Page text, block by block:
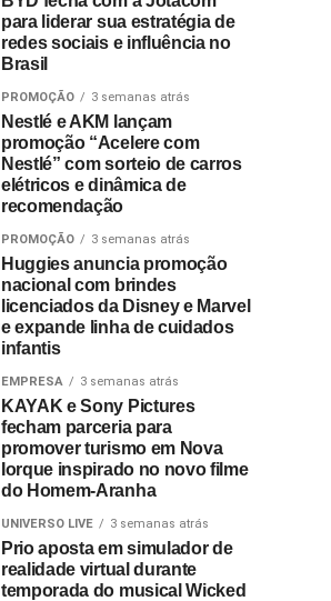
para liderar sua estratégia de
redes sociais e influência no
Brasil
PROMOÇÃO 3 semanas atrás
Nestlé e AKM lançam
promoção “Acelere com
Nestlé” com sorteio de carros
elétricos e dinâmica de
recomendação
PROMOÇÃO 3 semanas atrás
Huggies anuncia promoção
nacional com brindes
licenciados da Disney e Marvel
e expande linha de cuidados
infantis
EMPRESA 3 semanas atrás
KAYAK e Sony Pictures
fecham parceria para
promover turismo em Nova
Iorque inspirado no novo filme
do Homem-Aranha
UNIVERSO LIVE 3 semanas atrás
Prio aposta em simulador de
realidade virtual durante
temporada do musical Wicked